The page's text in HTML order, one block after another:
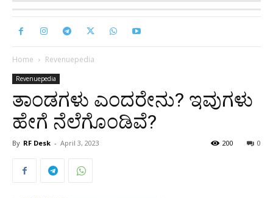
Home Revenuepedia
Revenuepedia
ತಾಂಡಗಳು ಎಂದರೇನು? ಇವುಗಳು
ಹೇಗೆ ನೆಲೆಗೊಂಡಿವೆ?
By RF Desk - April 3, 2023 0
200